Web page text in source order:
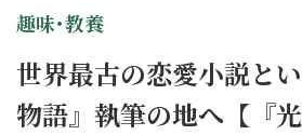
趣味･教養
世界最古の恋愛小説と
物語』執筆の地へ【『